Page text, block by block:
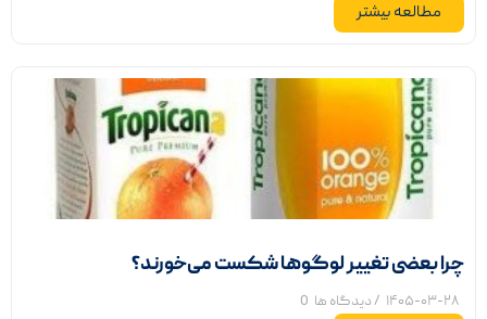
مطالعه بیشتر
چرا بعضی تغییر لوگوها شکست می‌خورند؟
۱۴۰۵-۰۳-۲۸ / دیدگاه ها 0